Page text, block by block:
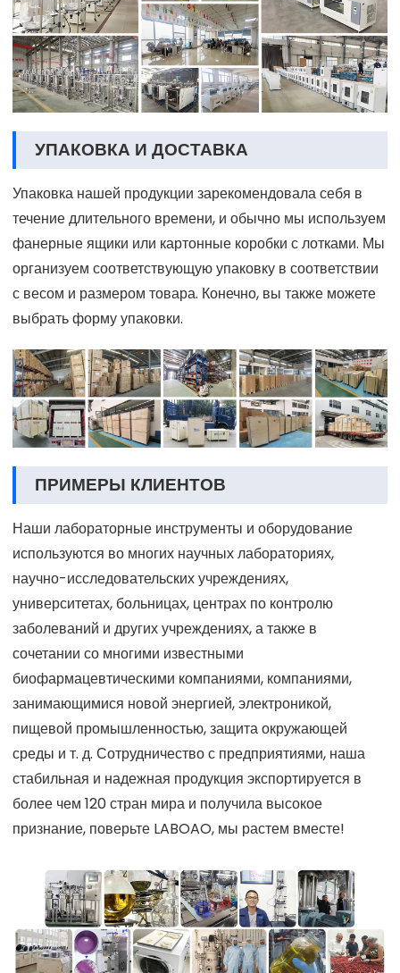
УПАКОВКА И ДОСТАВКА
Упаковка нашей продукции зарекомендовала себя в
течение длительного времени, и обычно мы используем
фанерные ящики или картонные коробки с лотками. Мы
организуем соответствующую упаковку в соответствии
с весом и размером товара. Конечно, вы также можете
выбрать форму упаковки.
ПРИМЕРЫ КЛИЕНТОВ
Наши лабораторные инструменты и оборудование
используются во многих научных лабораториях,
научно-исследовательских учреждениях,
университетах, больницах, центрах по контролю
заболеваний и других учреждениях, а также в
сочетании со многими известными
биофармацевтическими компаниями, компаниями,
занимающимися новой энергией, электроникой,
пищевой промышленностью, защита окружающей
среды и т. д. Сотрудничество с предприятиями, наша
стабильная и надежная продукция экспортируется в
более чем 120 стран мира и получила высокое
признание, поверьте LABOAO, мы растем вместе!